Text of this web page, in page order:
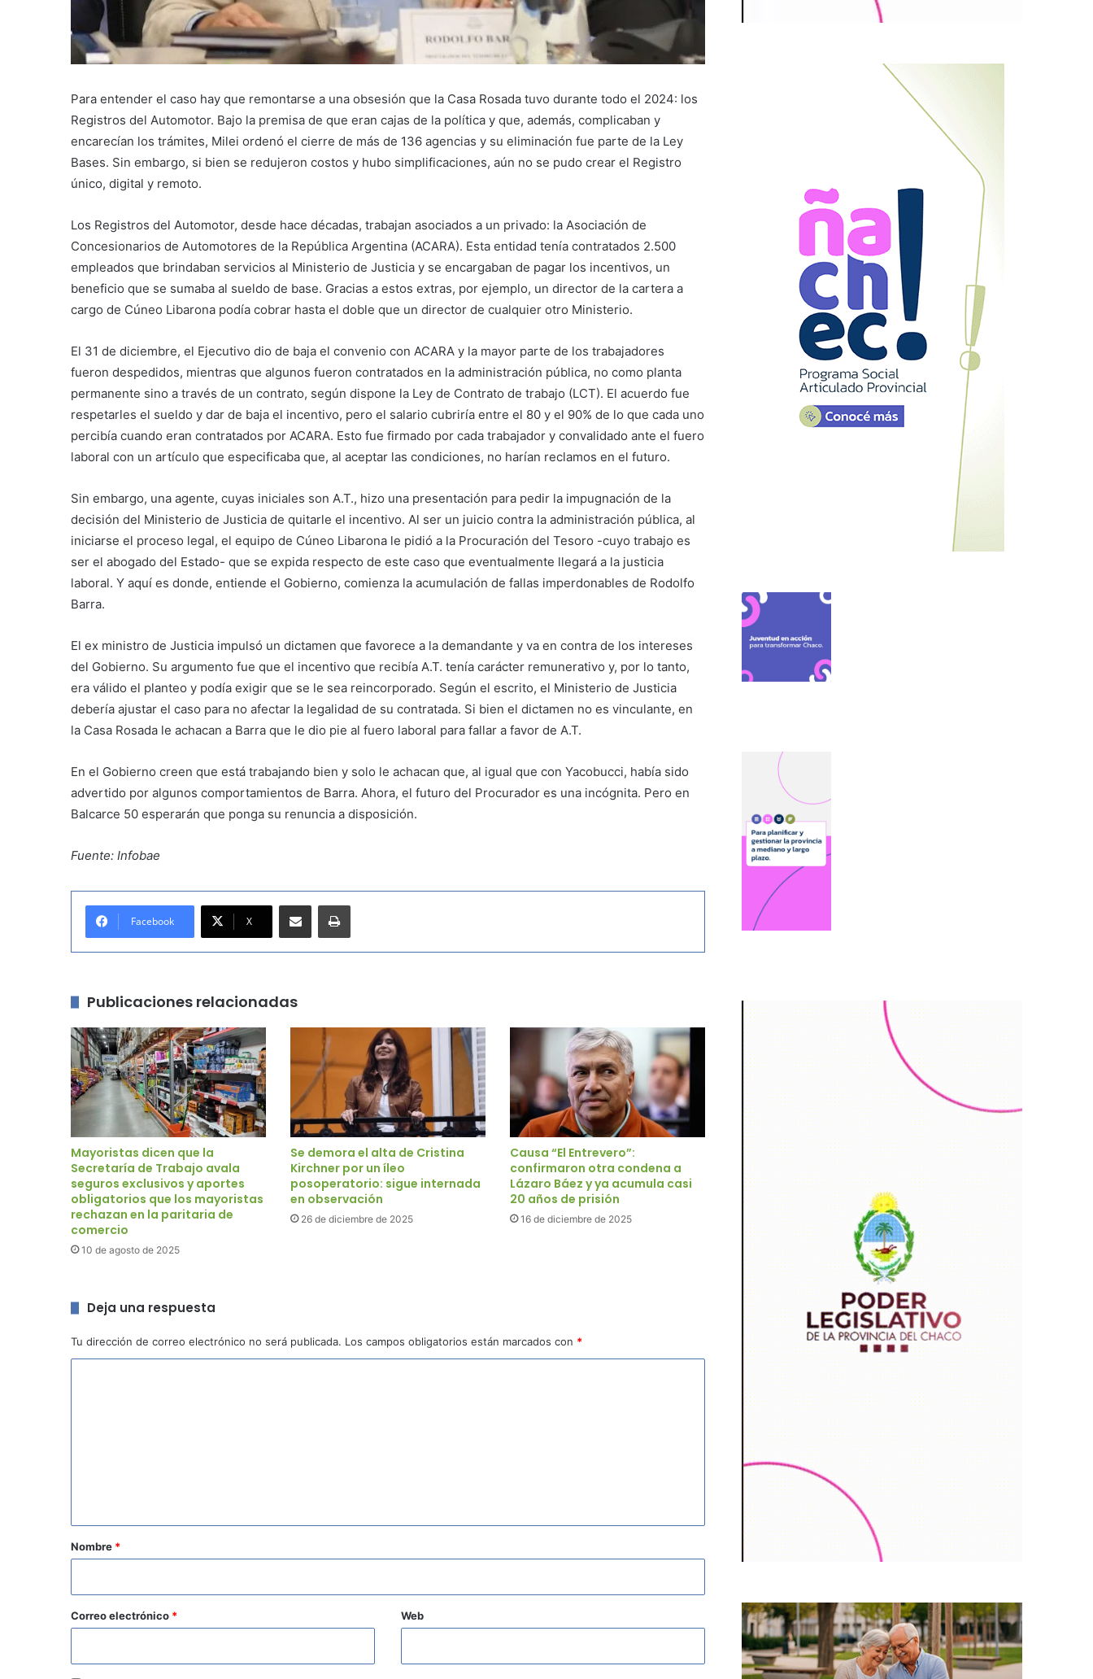
Para entender el caso hay que remontarse a una obsesión que la Casa Rosada tuvo durante todo el 2024: los
Registros del Automotor. Bajo la premisa de que eran cajas de la política y que, además, complicaban y
encarecían los trámites, Milei ordenó el cierre de más de 136 agencias y su eliminación fue parte de la Ley
Bases. Sin embargo, si bien se redujeron costos y hubo simplificaciones, aún no se pudo crear el Registro
único, digital y remoto.
Los Registros del Automotor, desde hace décadas, trabajan asociados a un privado: la Asociación de
Concesionarios de Automotores de la República Argentina (ACARA). Esta entidad tenía contratados 2.500
empleados que brindaban servicios al Ministerio de Justicia y se encargaban de pagar los incentivos, un
beneficio que se sumaba al sueldo de base. Gracias a estos extras, por ejemplo, un director de la cartera a
cargo de Cúneo Libarona podía cobrar hasta el doble que un director de cualquier otro Ministerio.
El 31 de diciembre, el Ejecutivo dio de baja el convenio con ACARA y la mayor parte de los trabajadores
fueron despedidos, mientras que algunos fueron contratados en la administración pública, no como planta
permanente sino a través de un contrato, según dispone la Ley de Contrato de trabajo (LCT). El acuerdo fue
respetarles el sueldo y dar de baja el incentivo, pero el salario cubriría entre el 80 y el 90% de lo que cada uno
percibía cuando eran contratados por ACARA. Esto fue firmado por cada trabajador y convalidado ante el fuero
laboral con un artículo que especificaba que, al aceptar las condiciones, no harían reclamos en el futuro.
Sin embargo, una agente, cuyas iniciales son A.T., hizo una presentación para pedir la impugnación de la
decisión del Ministerio de Justicia de quitarle el incentivo. Al ser un juicio contra la administración pública, al
iniciarse el proceso legal, el equipo de Cúneo Libarona le pidió a la Procuración del Tesoro -cuyo trabajo es
ser el abogado del Estado- que se expida respecto de este caso que eventualmente llegará a la justicia
laboral. Y aquí es donde, entiende el Gobierno, comienza la acumulación de fallas imperdonables de Rodolfo
Barra.
El ex ministro de Justicia impulsó un dictamen que favorece a la demandante y va en contra de los intereses
del Gobierno. Su argumento fue que el incentivo que recibía A.T. tenía carácter remunerativo y, por lo tanto,
era válido el planteo y podía exigir que se le sea reincorporado. Según el escrito, el Ministerio de Justicia
debería ajustar el caso para no afectar la legalidad de su contratada. Si bien el dictamen no es vinculante, en
la Casa Rosada le achacan a Barra que le dio pie al fuero laboral para fallar a favor de A.T.
En el Gobierno creen que está trabajando bien y solo le achacan que, al igual que con Yacobucci, había sido
advertido por algunos comportamientos de Barra. Ahora, el futuro del Procurador es una incógnita. Pero en
Balcarce 50 esperarán que ponga su renuncia a disposición.
Fuente: Infobae
Facebook X
Publicaciones relacionadas
Mayoristas dicen que la
Secretaría de Trabajo avala
seguros exclusivos y aportes
obligatorios que los mayoristas
rechazan en la paritaria de
comercio
10 de agosto de 2025
Se demora el alta de Cristina
Kirchner por un íleo
posoperatorio: sigue internada
en observación
26 de diciembre de 2025
Causa “El Entrevero”:
confirmaron otra condena a
Lázaro Báez y ya acumula casi
20 años de prisión
16 de diciembre de 2025
Deja una respuesta
Tu dirección de correo electrónico no será publicada. Los campos obligatorios están marcados con *
r
o
*
Nombre *
Correo electrónico * Web